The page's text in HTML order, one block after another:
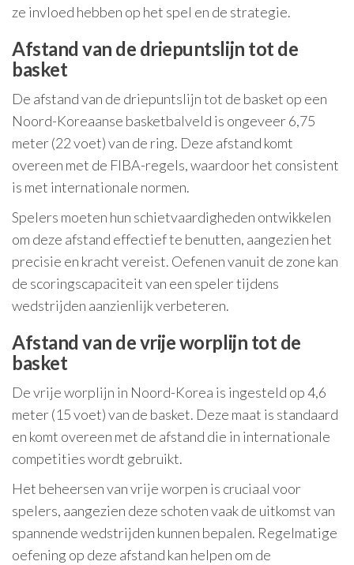
ze invloed hebben op het spel en de strategie.
Afstand van de driepuntslijn tot de
basket
De afstand van de driepuntslijn tot de basket op een
Noord-Koreaanse basketbalveld is ongeveer 6,75
meter (22 voet) van de ring. Deze afstand komt
overeen met de FIBA-regels, waardoor het consistent
is met internationale normen.
Spelers moeten hun schietvaardigheden ontwikkelen
om deze afstand effectief te benutten, aangezien het
precisie en kracht vereist. Oefenen vanuit de zone kan
de scoringscapaciteit van een speler tijdens
wedstrijden aanzienlijk verbeteren.
Afstand van de vrije worplijn tot de
basket
De vrije worplijn in Noord-Korea is ingesteld op 4,6
meter (15 voet) van de basket. Deze maat is standaard
en komt overeen met de afstand die in internationale
competities wordt gebruikt.
Het beheersen van vrije worpen is cruciaal voor
spelers, aangezien deze schoten vaak de uitkomst van
spannende wedstrijden kunnen bepalen. Regelmatige
oefening op deze afstand kan helpen om de